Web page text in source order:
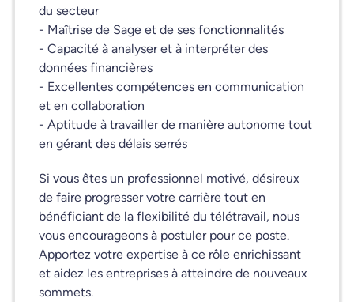
du secteur
- Maîtrise de Sage et de ses fonctionnalités
- Capacité à analyser et à interpréter des
données financières
- Excellentes compétences en communication
et en collaboration
- Aptitude à travailler de manière autonome tout
en gérant des délais serrés
Si vous êtes un professionnel motivé, désireux
de faire progresser votre carrière tout en
bénéficiant de la flexibilité du télétravail, nous
vous encourageons à postuler pour ce poste.
Apportez votre expertise à ce rôle enrichissant
et aidez les entreprises à atteindre de nouveaux
sommets.